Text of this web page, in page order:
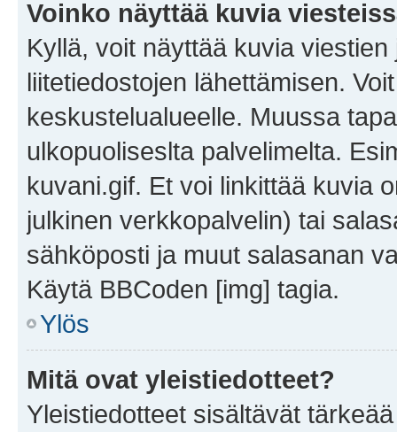
Voinko näyttää kuvia
Kyllä, voit näyttää kuvia
liitetiedostojen lähettämisen.
keskustelualueelle. Muussa
ulkopuoliseslta palvelimelta.
kuvani.gif. Et voi linkittää kuvia
julkinen verkkopalvelin) tai
sähköposti ja muut salasanan
Käytä BBCoden [img] tagia.
Ylös
Mitä ovat yleistiedotteet?
Yleistiedotteet sisältävät